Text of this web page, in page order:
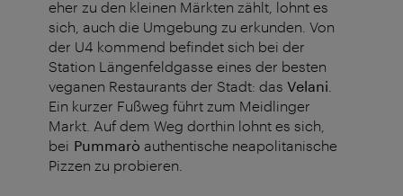
eher zu den kleinen Märkten zählt, lohnt es
sich, auch die Umgebung zu erkunden. Von
der U4 kommend befindet sich bei der
Station Längenfeldgasse eines der besten
veganen Restaurants der Stadt: das Velani
Ein kurzer Fußweg führt zum Meidlinger
Markt. Auf dem Weg dorthin lohnt es sich,
bei Pummarò authentische neapolitanische
Pizzen zu probieren.